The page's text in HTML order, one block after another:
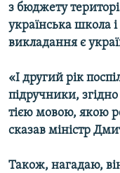
з бюджету
українська школа
викладання є
«І другий рік
підручники,
тією мовою, якою
сказав міністр
Також, нагадаю,